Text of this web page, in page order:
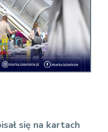
się na kartach